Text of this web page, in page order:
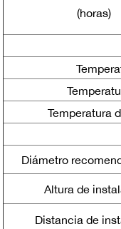
(horas)
Temperatura
Diámetro
Altura de
Distancia de